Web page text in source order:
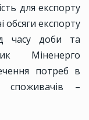
для експорту
експорту
часу доби та
Міненерго
потреб в
споживачів –